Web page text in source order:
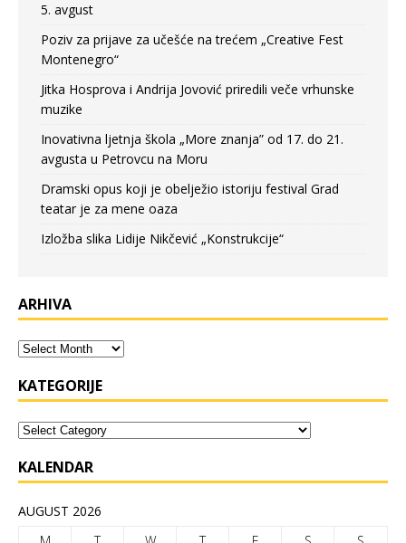
5. avgust
Poziv za prijave za učešće na trećem „Creative Fest
Montenegro“
Jitka Hosprova i Andrija Jovović priredili veče vrhunske
muzike
Inovativna ljetnja škola „More znanja” od 17. do 21.
avgusta u Petrovcu na Moru
Dramski opus koji je obelježio istoriju festival Grad
teatar je za mene oaza
Izložba slika Lidije Nikčević „Konstrukcije“
ARHIVA
KATEGORIJE
KALENDAR
AUGUST 2026